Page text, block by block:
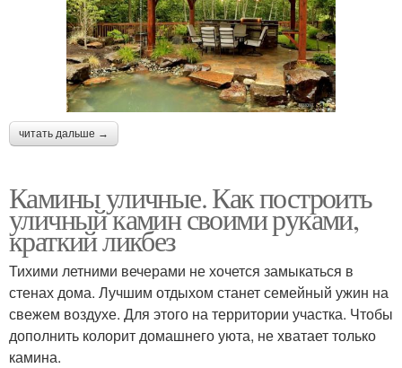
читать дальше →
Камины уличные. Как построить
уличный камин своими руками,
краткий ликбез
Тихими летними вечерами не хочется замыкаться в
стенах дома. Лучшим отдыхом станет семейный ужин на
свежем воздухе. Для этого на территории участка. Чтобы
дополнить колорит домашнего уюта, не хватает только
камина.